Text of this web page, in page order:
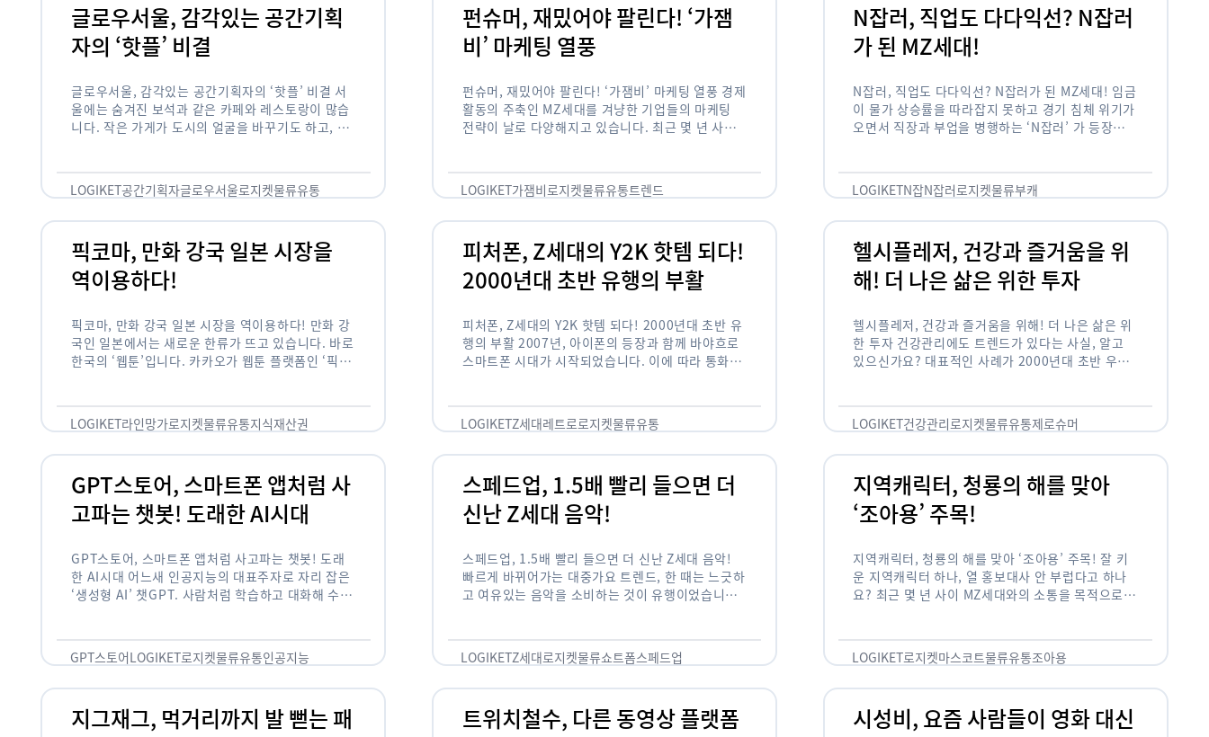
글로우서울, 감각있는 공간기획
자의 ‘핫플’ 비결
글로우서울, 감각있는 공간기획자의 ‘핫플’ 비결 서
울에는 숨겨진 보석과 같은 카페와 레스토랑이 많습
니다. 작은 가게가 도시의 얼굴을 바꾸기도 하고, 쇠
LOGIKET공간기획자글로우서울로지켓물류유통
펀슈머, 재밌어야 팔린다! ‘가잼
비’ 마케팅 열풍
펀슈머, 재밌어야 팔린다! ‘가잼비’ 마케팅 열풍 경제
활동의 주축인 MZ세대를 겨냥한 기업들의 마케팅
전략이 날로 다양해지고 있습니다. 최근 몇 년 사이
LOGIKET가잼비로지켓물류유통트렌드
N잡러, 직업도 다다익선? N잡러
가 된 MZ세대!
N잡러, 직업도 다다익선? N잡러가 된 MZ세대! 임금
이 물가 상승률을 따라잡지 못하고 경기 침체 위기가
오면서 직장과 부업을 병행하는 ‘N잡러’ 가 등장했습
LOGIKETN잡N잡러로지켓물류부캐
픽코마, 만화 강국 일본 시장을
역이용하다!
픽코마, 만화 강국 일본 시장을 역이용하다! 만화 강
국인 일본에서는 새로운 한류가 뜨고 있습니다. 바로
한국의 ‘웹툰’입니다. 카카오가 웹툰 플랫폼인 ‘픽코
LOGIKET라인망가로지켓물류유통지식재산권
피처폰, Z세대의 Y2K 핫템 되다!
2000년대 초반 유행의 부활
피처폰, Z세대의 Y2K 핫템 되다! 2000년대 초반 유
행의 부활 2007년, 아이폰의 등장과 함께 바야흐로
스마트폰 시대가 시작되었습니다. 이에 따라 통화와
LOGIKETZ세대레트로로지켓물류유통
헬시플레저, 건강과 즐거움을 위
해! 더 나은 삶은 위한 투자
헬시플레저, 건강과 즐거움을 위해! 더 나은 삶은 위
한 투자 건강관리에도 트렌드가 있다는 사실, 알고
있으신가요? 대표적인 사례가 2000년대 초반 우리
LOGIKET건강관리로지켓물류유통제로슈머
GPT스토어, 스마트폰 앱처럼 사
고파는 챗봇! 도래한 AI시대
GPT스토어, 스마트폰 앱처럼 사고파는 챗봇! 도래
한 AI시대 어느새 인공지능의 대표주자로 자리 잡은
‘생성형 AI’ 챗GPT. 사람처럼 학습하고 대화해 수많
GPT스토어LOGIKET로지켓물류유통인공지능
스페드업, 1.5배 빨리 들으면 더
신난 Z세대 음악!
스페드업, 1.5배 빨리 들으면 더 신난 Z세대 음악!
빠르게 바뀌어가는 대중가요 트렌드, 한 때는 느긋하
고 여유있는 음악을 소비하는 것이 유행이었습니다.
LOGIKETZ세대로지켓물류쇼트폼스페드업
지역캐릭터, 청룡의 해를 맞아
‘조아용’ 주목!
지역캐릭터, 청룡의 해를 맞아 ‘조아용’ 주목! 잘 키
운 지역캐릭터 하나, 열 홍보대사 안 부럽다고 하나
요? 최근 몇 년 사이 MZ세대와의 소통을 목적으로,
LOGIKET로지켓마스코트물류유통조아용
지그재그, 먹거리까지 발 뻗는 패
트위치철수, 다른 동영상 플랫폼
시성비, 요즘 사람들이 영화 대신